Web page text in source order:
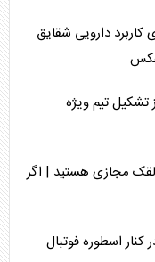
دارویی شقایق
عکس
تیم ویژه
مجازی هستید | اگر
یک دوره ۳۰ ساله در کنار اسطوره فوتبال